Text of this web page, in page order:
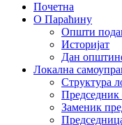
Почетна
О Параћину
Општи
Историјат
Дан
Локална
Структура
Заменик